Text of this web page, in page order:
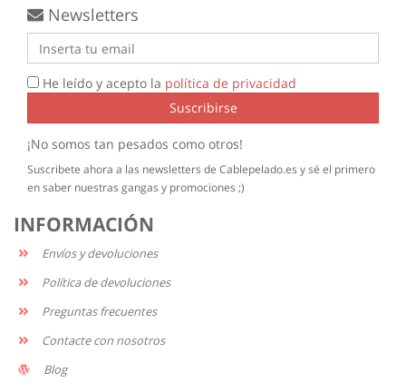
Newsletters
He leído y acepto la política de privacidad
Suscribirse
¡No somos tan pesados como otros!
Suscribete ahora a las newsletters de Cablepelado.es y sé el primero
en saber nuestras gangas y promociones ;)
INFORMACIÓN
Envíos y devoluciones
Política de devoluciones
Preguntas frecuentes
Contacte con nosotros
Blog